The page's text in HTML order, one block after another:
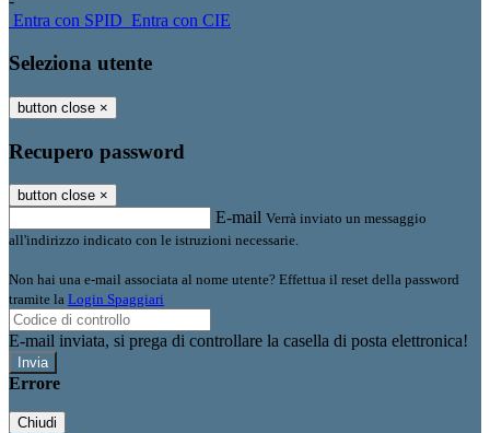
Entra con SPID Entra con CIE
Seleziona utente
button close ×
Recupero password
button close ×
E-mail Verrà inviato un messaggio
all'indirizzo indicato con le istruzioni necessarie.
Non hai una e-mail associata al nome utente? Effettua il reset della password
tramite la Login Spaggiari
E-mail inviata, si prega di controllare la casella di posta elettronica!
Errore
Chiudi